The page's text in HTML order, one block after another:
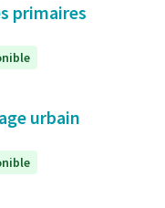
primaires
urbain